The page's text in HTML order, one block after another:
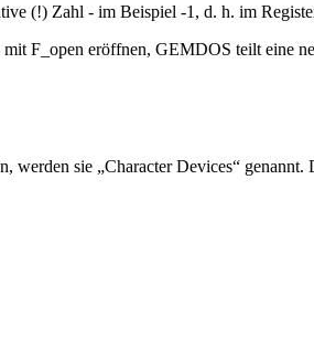
(!) Zahl - im Beispiel -1, d. h. im
F_open eröffnen, GEMDOS teilt eine
werden sie „Character Devices“